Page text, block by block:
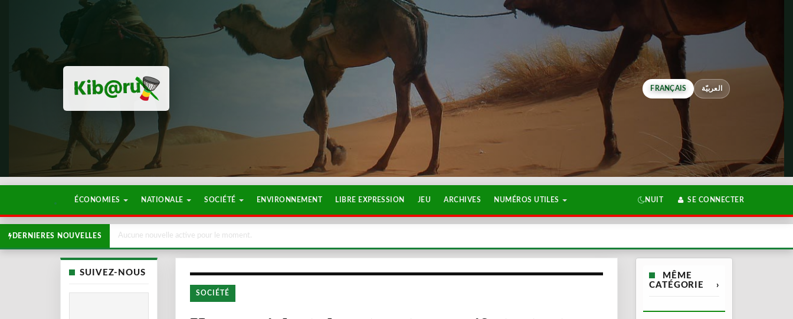
FRANÇAIS العربيّة
ÉCONOMIES NATIONALE SOCIÉTÉ ENVIRONNEMENT LIBRE EXPRESSION JEU ARCHIVES NUMÉROS UTILES NUIT SE CONNECTER
DERNIERES NOUVELLES Aucune nouvelle active pour le moment.
SUIVEZ-NOUS
SOCIÉTÉ
MÊME
CATÉGORIE
›